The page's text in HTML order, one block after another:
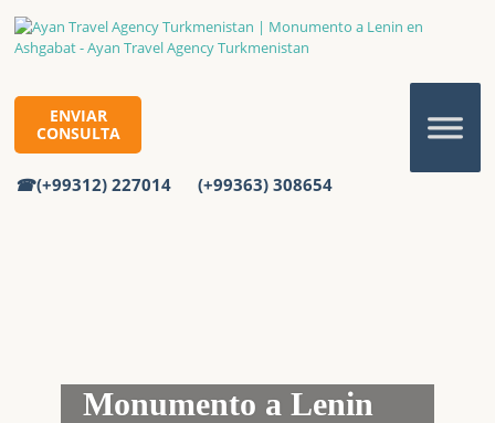
(+99312) 227014 (+99363) 308654
ENVIAR
CONSULTA
Monumento a Lenin